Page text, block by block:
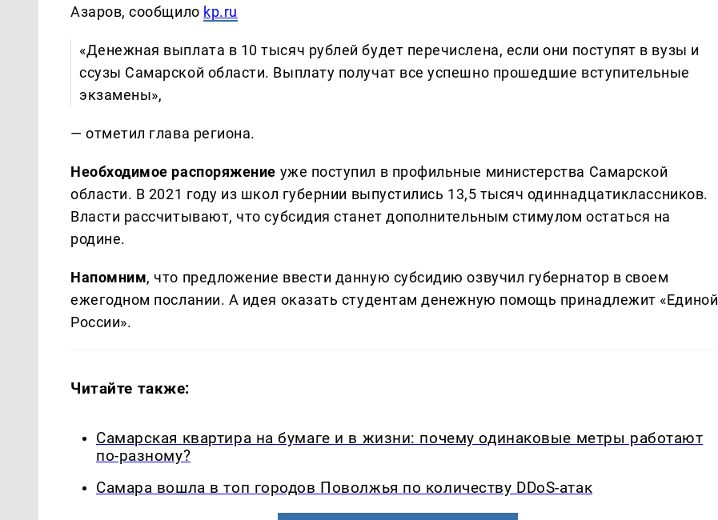
Азаров, сообщило kp.ru
«Денежная выплата в 10 тысяч рублей будет перечислена, если они поступят в вузы и
ссузы Самарской области. Выплату получат все успешно прошедшие вступительные
экзамены»,
— отметил глава региона.
Необходимое распоряжение уже поступил в профильные министерства Самарской
области. В 2021 году из школ губернии выпустились 13,5 тысяч одиннадцатиклассников.
Власти рассчитывают, что субсидия станет дополнительным стимулом остаться на
родине.
Напомним, что предложение ввести данную субсидию озвучил губернатор в своем
ежегодном послании. А идея оказать студентам денежную помощь принадлежит «Единой
России».
Читайте также:
Самарская квартира на бумаге и в жизни: почему одинаковые метры работают
по-разному?
Самара вошла в топ городов Поволжья по количеству DDoS-атак